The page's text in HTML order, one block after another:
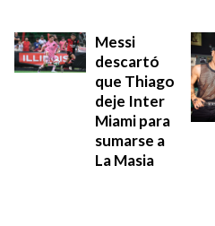
Messi
descartó
que Thiago
deje Inter
Miami para
sumarse a
La Masia